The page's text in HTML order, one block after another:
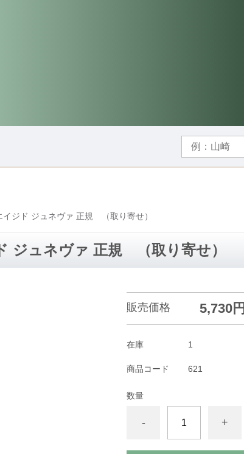
イジド ジュネヴァ 正規 （取り寄せ）
ジュネヴァ 正規 （取り寄せ）
販売価格 5,730円
在庫 1
商品コード 621
数量
- +